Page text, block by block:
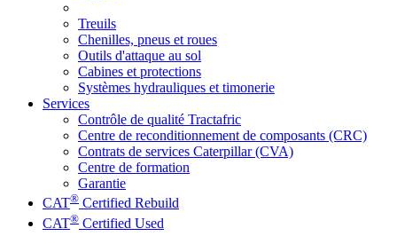
Treuils
Chenilles, pneus et roues
Outils d'attaque au sol
Cabines et protections
Systèmes hydrauliques et timonerie
Services
Contrôle de qualité Tractafric
Centre de reconditionnement de composants (CRC)
Contrats de services Caterpillar (CVA)
Centre de formation
Garantie
CAT® Certified Rebuild
CAT® Certified Used